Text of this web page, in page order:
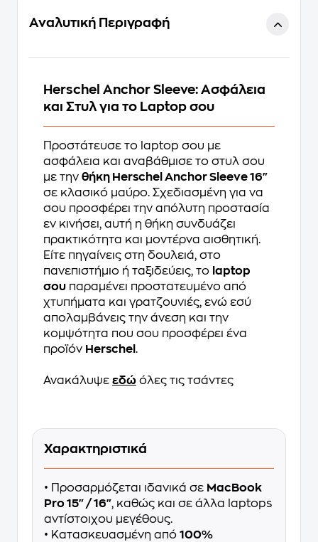
Αναλυτική Περιγραφή
Herschel Anchor Sleeve: Ασφάλεια
και Στυλ για το Laptop σου
Προστάτευσε το laptop σου με
ασφάλεια και αναβάθμισε το στυλ σου
με την θήκη Herschel Anchor Sleeve 16"
σε κλασικό μαύρο. Σχεδιασμένη για να
σου προσφέρει την απόλυτη προστασία
εν κινήσει, αυτή η θήκη συνδυάζει
πρακτικότητα και μοντέρνα αισθητική.
Είτε πηγαίνεις στη δουλειά, στο
πανεπιστήμιο ή ταξιδεύεις, το laptop
σου παραμένει προστατευμένο από
χτυπήματα και γρατζουνιές, ενώ εσύ
απολαμβάνεις την άνεση και την
κομψότητα που σου προσφέρει ένα
προϊόν Herschel .
Ανακάλυψε εδώ όλες τις τσάντες
Χαρακτηριστικά
• Προσαρμόζεται ιδανικά σε MacBook
Pro 15" / 16", καθώς και σε άλλα laptops
αντίστοιχου μεγέθους.
• Κατασκευασμένη από 100%